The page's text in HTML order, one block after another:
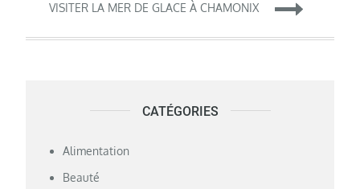
l’article
VISITER LA MER DE GLACE À CHAMONIX
CATÉGORIES
Alimentation
Beauté